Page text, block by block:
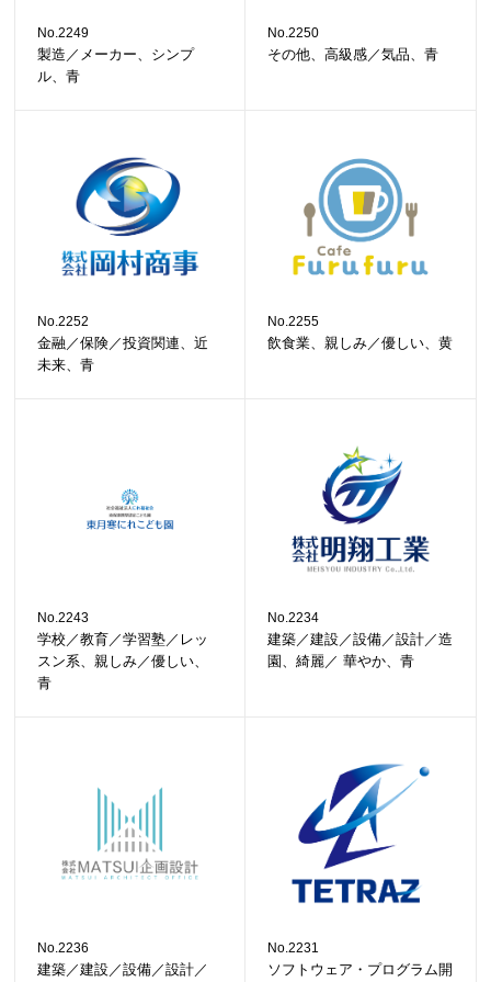
No.2249
製造／メーカー、シンプ
ル、青
No.2250
その他、高級感／気品、青
No.2252
金融／保険／投資関連、近
未来、青
No.2255
飲食業、親しみ／優しい、黄
No.2243
学校／教育／学習塾／レッ
スン系、親しみ／優しい、
青
No.2234
建築／建設／設備／設計／造
園、綺麗／ 華やか、青
No.2236
建築／建設／設備／設計／
No.2231
ソフトウェア・プログラム開